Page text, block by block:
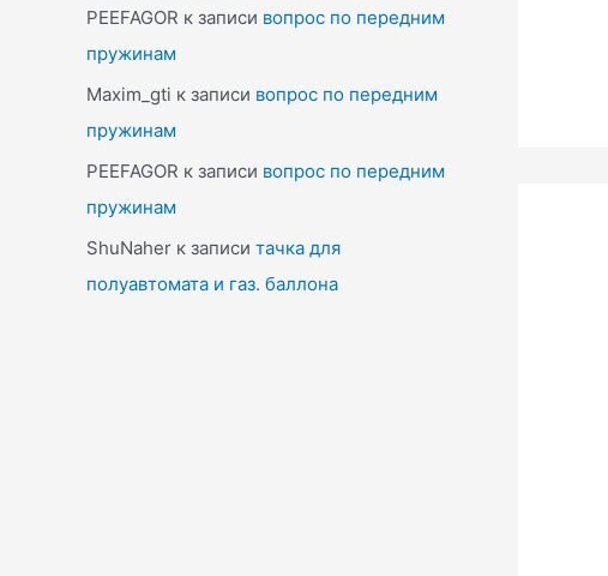
PEEFAGOR к записи вопрос по передним
пружинам
Maxim_gti к записи вопрос по передним
пружинам
PEEFAGOR к записи вопрос по передним
пружинам
ShuNaher к записи тачка для
полуавтомата и газ. баллона